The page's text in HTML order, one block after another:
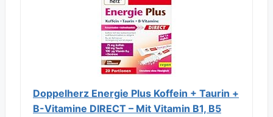
Doppelherz Energie Plus Koffein + Taurin +
B-Vitamine DIRECT – Mit Vitamin B1, B5